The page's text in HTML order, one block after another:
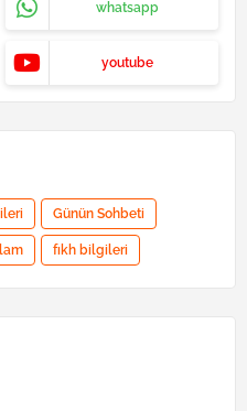
whatsapp
youtube
Günün Sohbeti
fıkh bilgileri